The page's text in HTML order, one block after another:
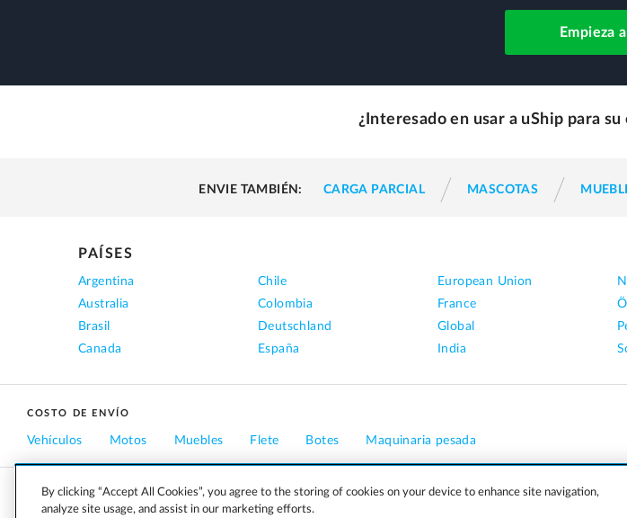
Empieza
¿Interesado en usar a uShip para su
ENVIE TAMBIÉN: CARGA PARCIAL MASCOTAS
PAÍSES
Argentina
Australia
Brasil
Canada
Chile
Colombia
Deutschland
España
European Union
France
Global
India
COSTO DE ENVÍO
Vehículos Motos Muebles Flete Botes Maquinaria pesada
EMPRESA CARRERAS PRENSA BLOG
By clicking “Accept All Cookies”, you agree to the storing of cookies on your device to enhance site navigation,
analyze site usage, and assist in our marketing efforts.